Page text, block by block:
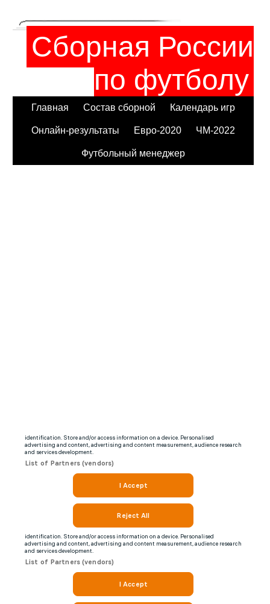
Сборная России
по футболу
Главная Состав сборной Календарь игр
Онлайн-результаты Евро-2020 ЧМ-2022
Футбольный менеджер